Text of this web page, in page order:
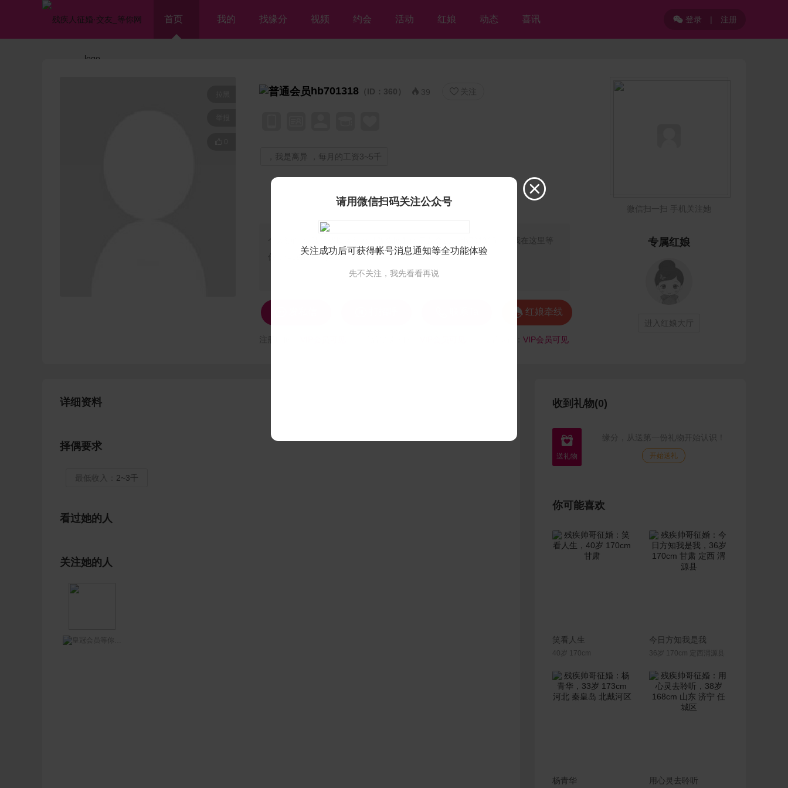
首页 我的 找缘分 视频 约会 活动 红娘 动态 喜讯 登录 | 注册
hb701318 （ID：360）  39  关注
，我是离异 ，每月的工资3~5千
个人独白：
我是残疾人征婚【等你网】的美女会员♡hb701318♡，我在这里等
你，但愿不离不弃💘
 红娘牵线
VIP会员可见
微信扫一扫 手机关注她
专属红娘
进入红娘大厅
详细资料
择偶要求
最低收入： 2~3千
看过她的人
关注她的人
等你网王哥
收到礼物(0)
 缘分，从送第一份礼物开始认识！
开始送礼
你可能喜欢
联系Ta
笑看人生
40岁 170cm
联系Ta
今日方知我是我
36岁 170cm 定西渭源县
杨青华 联系Ta
用心灵去聆听

请用微信扫码关注公众号
关注成功后可获得帐号消息通知等全功能体验
先不关注，我先看看再说